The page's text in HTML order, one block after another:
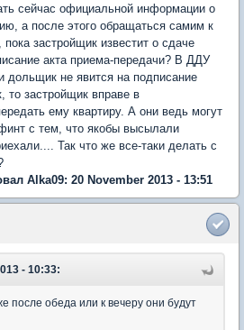
сейчас официальной информации о
а после этого обращаться самим к
застройщик известит о сдаче
акта приема-передачи? В ДДУ
дольщик не явится на подписание
то застройщик вправе в
ему квартиру. А они ведь могут
с тем, что якобы высылали
Так что же все-таки делать с
Alka09: 20 November 2013 - 13:51
- 10:33:
после обеда или к вечеру они будут